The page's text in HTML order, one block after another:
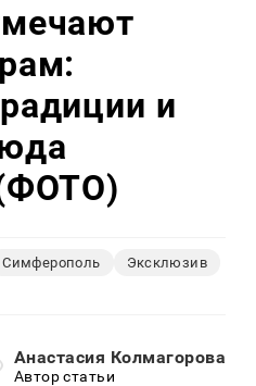
и
Симферополь
Эксклюзив
Анастасия Колмагорова
Автор статьи